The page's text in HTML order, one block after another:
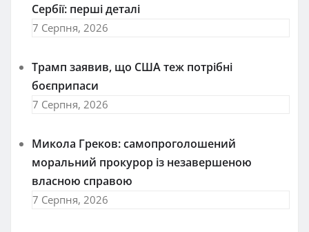
Сербії: перші деталі
7 Серпня, 2026
Трамп заявив, що США теж потрібні
боєприпаси
7 Серпня, 2026
Микола Греков: самопроголошений
моральний прокурор із незавершеною
власною справою
7 Серпня, 2026